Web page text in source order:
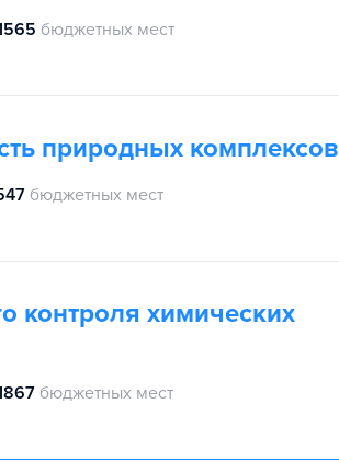
бюджетных мест
природных комплексов
бюджетных мест
контроля химических
бюджетных мест